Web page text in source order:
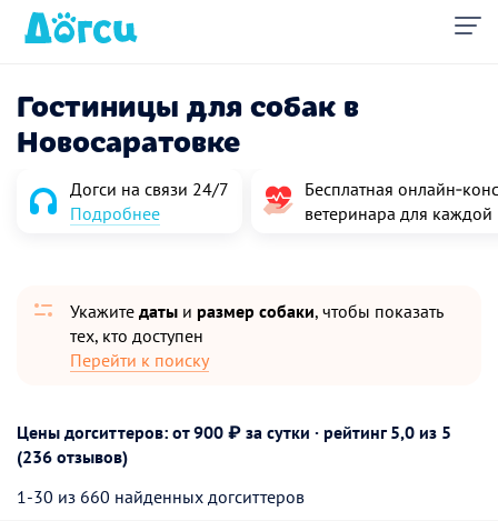
Гостиницы для собак в
Новосаратовке
Догси на связи 24/7
Подробнее
Бесплатная
ветеринара для
Укажите даты и размер собаки, чтобы показать
тех, кто доступен
Перейти к поиску
Цены догситтеров: от 900 ₽ за сутки · рейтинг 5,0 из 5
(236 отзывов)
1-30 из 660 найденных догситтеров